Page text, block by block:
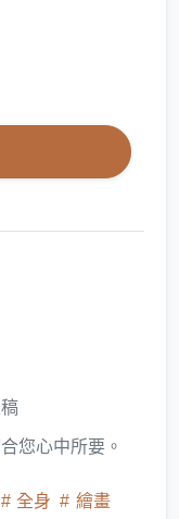
您心中所要。
全身 繪畫